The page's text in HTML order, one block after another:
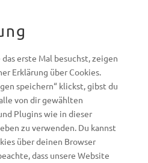
erste Mal besuchst, zeigen
Erklärung über Cookies.
speichern“ klickst, gibst du
von dir gewählten
Plugins wie in dieser
zu verwenden. Du kannst
über deinen Browser
dass unsere Website